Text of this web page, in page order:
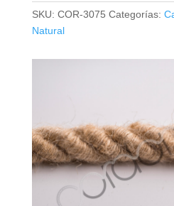
SKU: COR-3075 Categorías:
Natural